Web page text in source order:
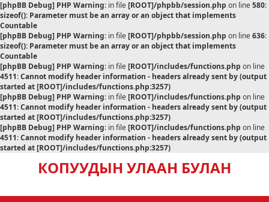
[phpBB Debug] PHP Warning: in file[ROOT]/phpbb/session.php on line580:
sizeof(): Parameter must be an array or an object that implements
Countable
[phpBB Debug] PHP Warning: in file[ROOT]/phpbb/session.php on line636:
sizeof(): Parameter must be an array or an object that implements
Countable
[phpBB Debug] PHP Warning: in file[ROOT]/includes/functions.php on line
4511:Cannot modify header information - headers already sent by (output
started at [ROOT]/includes/functions.php:3257)
[phpBB Debug] PHP Warning: in file[ROOT]/includes/functions.php on line
4511:Cannot modify header information - headers already sent by (output
started at [ROOT]/includes/functions.php:3257)
[phpBB Debug] PHP Warning: in file[ROOT]/includes/functions.php on line
4511:Cannot modify header information - headers already sent by (output
started at [ROOT]/includes/functions.php:3257)
КОПУУДЫН УЛААН БУЛАН